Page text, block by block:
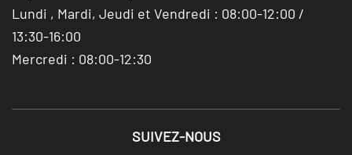
Lundi , Mardi, Jeudi et Vendredi : 08:00-12:00 /
13:30-16:00
Mercredi : 08:00-12:30
SUIVEZ-NOUS